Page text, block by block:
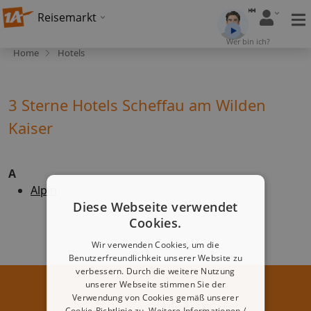
Reisemarkt
Wer bin ich?
Home Hotels
3 Sterne Hotels Scheffau am Wilden
Kaiser
A
Alpin
Diese Webseite verwendet
Cookies.
Wir verwenden Cookies, um die
Benutzerfreundlichkeit unserer Website zu
verbessern. Durch die weitere Nutzung
unserer Webseite stimmen Sie der
Verwendung von Cookies gemäß unserer